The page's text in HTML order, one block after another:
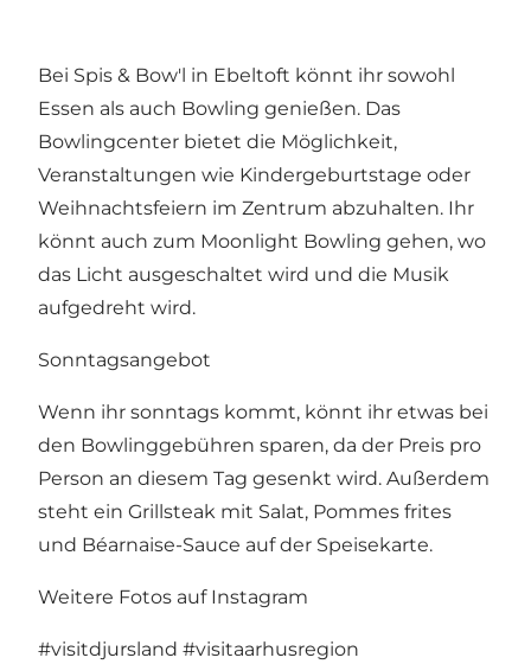
Bei Spis & Bow'l in Ebeltoft könnt ihr sowohl
Essen als auch Bowling genießen. Das
Bowlingcenter bietet die Möglichkeit,
Veranstaltungen wie Kindergeburtstage oder
Weihnachtsfeiern im Zentrum abzuhalten. Ihr
könnt auch zum Moonlight Bowling gehen, wo
das Licht ausgeschaltet wird und die Musik
aufgedreht wird.
Sonntagsangebot
Wenn ihr sonntags kommt, könnt ihr etwas bei
den Bowlinggebühren sparen, da der Preis pro
Person an diesem Tag gesenkt wird. Außerdem
steht ein Grillsteak mit Salat, Pommes frites
und Béarnaise-Sauce auf der Speisekarte.
Weitere Fotos auf Instagram
#visitdjursland #visitaarhusregion